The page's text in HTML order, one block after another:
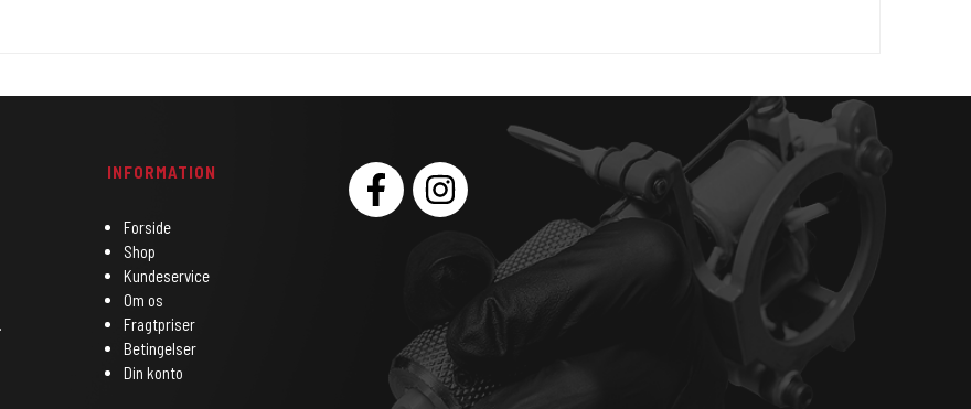
INFORMATION
Forside
Shop
Kundeservice
Om os
Fragtpriser
Betingelser
Din konto
SOCIAL